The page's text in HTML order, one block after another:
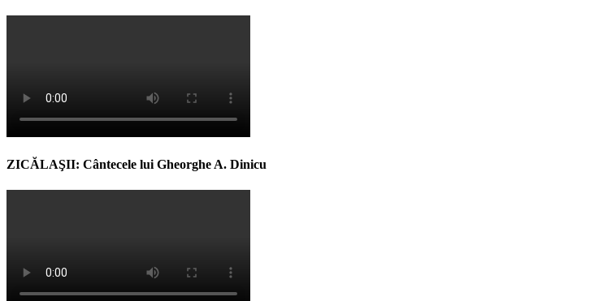
ZICĂLAŞII: Cântecele lui Gheorghe A. Dinicu